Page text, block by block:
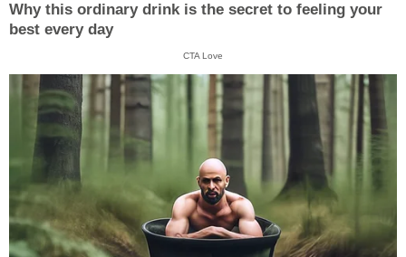
Why this ordinary drink is the secret to feeling your
best every day
CTA Love